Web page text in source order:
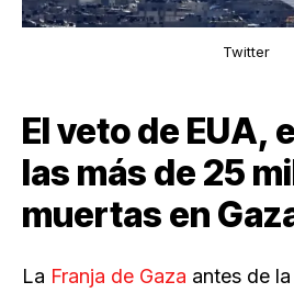
Twitter
El veto de EUA,
las más de 25
muertas en
La Franja de Gaza antes de